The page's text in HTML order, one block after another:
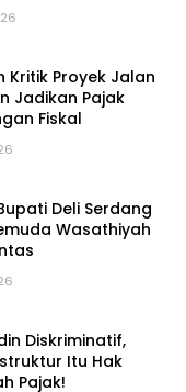
Kritik Proyek Jalan
Jadikan Pajak
Fiskal
Deli Serdang
Wasathiyah
Diskriminatif,
Itu Hak
Pajak!